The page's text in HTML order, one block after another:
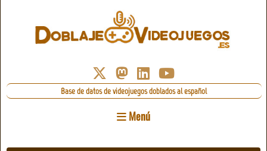
Base de datos de videojuegos doblados al español
Menú